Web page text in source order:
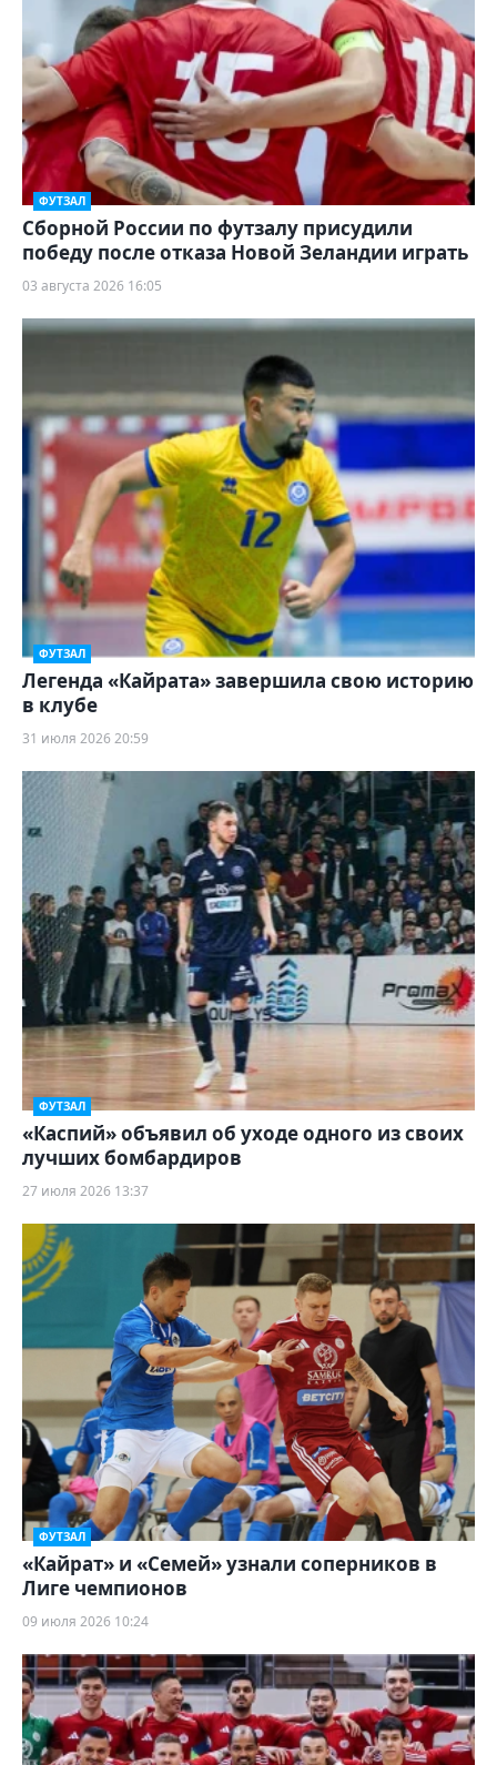
ФУТЗАЛ
Сборной России по футзалу присудили
победу после отказа Новой Зеландии играть
03 августа 2026 16:05
ФУТЗАЛ
Легенда «Кайрата» завершила свою историю
в клубе
31 июля 2026 20:59
ФУТЗАЛ
«Каспий» объявил об уходе одного из своих
лучших бомбардиров
27 июля 2026 13:37
ФУТЗАЛ
«Кайрат» и «Семей» узнали соперников в
Лиге чемпионов
09 июля 2026 10:24